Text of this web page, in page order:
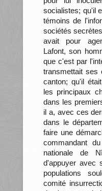
socialistes; qu'il
témoins de
sociétés
avait pour
Lafont, son
que c'est par
transmettait ses
canton; qu'il
les principaux
dans les
il a, avec ces
dans le
faire une
commandant
nationale de
d'appuyer avec
populations
comité